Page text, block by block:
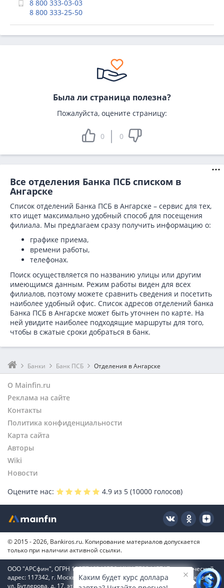
8 800 333-03-03
8 800 333-25-50
Была ли страница полезна?
Пожалуйста, оцените страницу:
0 0
Все отделения Банка ПСБ списком в
Ангарске
Список отделений Банка ПСБ в Ангарске – сервис для тех,
кто ищет максимально удобный способ для посещения
филиала. Мы предлагаем сразу получить информацию о:
графике приема,
времени работы,
телефонах.
Поиск осуществляется по названию улицы или другим
имеющимся данным. Режим работы виден для всех
филиалов, поэтому можете сравнить сведения и посетить
наиболее удобный офис. Список адресов отделений банка
Банка ПСБ в Ангарске может быть уточнен по карте. На
ней увидите наиболее подходящие маршруты для того,
чтобы в сжатые сроки добраться в банк.
Банки Банк ПСБ Отделения в Ангарске
О Mainfin.ru
Реклама на сайте
Контакты
Политика конфиденциальности
Карта сайта
Авторы
Wiki
Новости
Оцените нас:
4.9 из 5 (10000 голосов)
© 2015 - 2026, Bankiros.ru. Копирование материалов допускается
только при наличии активной ссылки.
ООО "АРСфин", ОГРН 1187746346556, ИНН 7722445717, юридический
адрес: 117342, г. Москва, вн. тер. г. муниципальный округ Коньково,
ул. Бутлерова, д. 17, этаж 4, ком. 66
Каким будет курс доллара